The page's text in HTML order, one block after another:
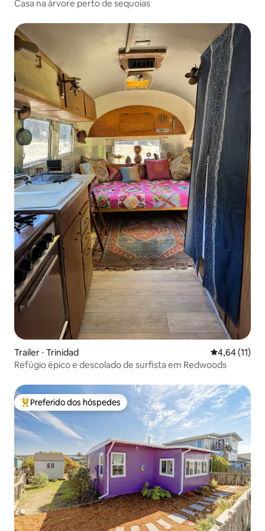
Casa na árvore perto de sequoias
Trailer ⋅ Trinidad 4,64 de uma
4,64 (11)
Refúgio épico e descolado de surfista em Redwoods
Entre os melhores preferidos dos hóspedes
Preferido dos hóspedes